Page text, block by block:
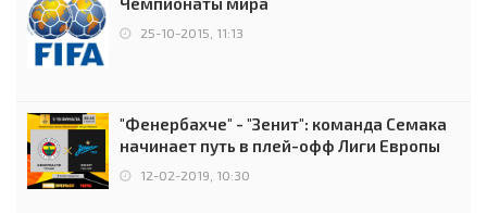
25-10-2015, 11:13
"Фенербахче" - "Зенит": команда Семака
начинает путь в плей-офф Лиги Европы
12-02-2019, 10:30